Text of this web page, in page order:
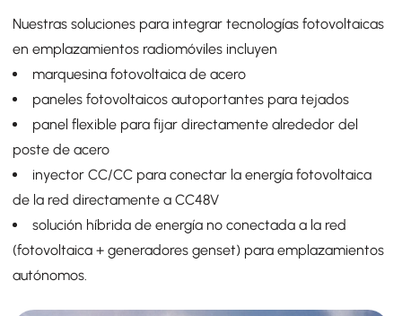
Nuestras soluciones para integrar tecnologías fotovoltaicas
en emplazamientos radiomóviles incluyen
marquesina fotovoltaica de acero
paneles fotovoltaicos autoportantes para tejados
panel flexible para fijar directamente alrededor del
poste de acero
inyector CC/CC para conectar la energía fotovoltaica
de la red directamente a CC48V
solución híbrida de energía no conectada a la red
(fotovoltaica + generadores genset) para emplazamientos
autónomos.